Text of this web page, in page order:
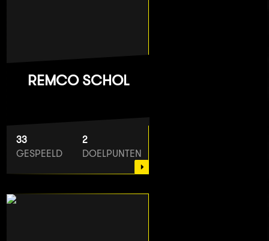
REMCO SCHOL
33
GESPEELD
2
DOELPUNTEN